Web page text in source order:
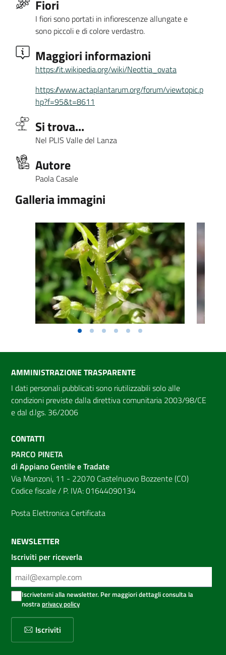
Fiori
I fiori sono portati in infiorescenze allungate e
sono piccoli e di colore verdastro.
Maggiori informazioni
https://it.wikipedia.org/wiki/Neottia_ovata
https://www.actaplantarum.org/forum/viewtopic.p
hp?f=95&t=8611
Si trova...
Nel PLIS Valle del Lanza
Autore
Paola Casale
Galleria immagini
AMMINISTRAZIONE TRASPARENTE
I dati personali pubblicati sono riutilizzabili solo alle
condizioni previste dalla direttiva comunitaria 2003/98/CE
e dal d.lgs. 36/2006
CONTATTI
PARCO PINETA
di Appiano Gentile e Tradate
Via Manzoni, 11 - 22070 Castelnuovo Bozzente (CO)
Codice fiscale / P. IVA: 01644090134
Posta Elettronica Certificata
NEWSLETTER
Iscriviti per riceverla
Iscrivetemi alla newsletter. Per maggiori dettagli consulta la
nostraprivacy policy
Iscriviti